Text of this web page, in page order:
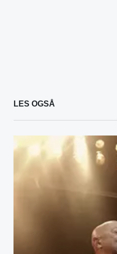
LES OGSÅ